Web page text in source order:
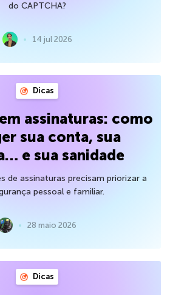
do CAPTCHA?
14 jul 2026
Dicas
assinaturas: como
sua conta, sua
e sua sanidade
de assinaturas precisam priorizar a
pessoal e familiar.
28 maio 2026
Dicas